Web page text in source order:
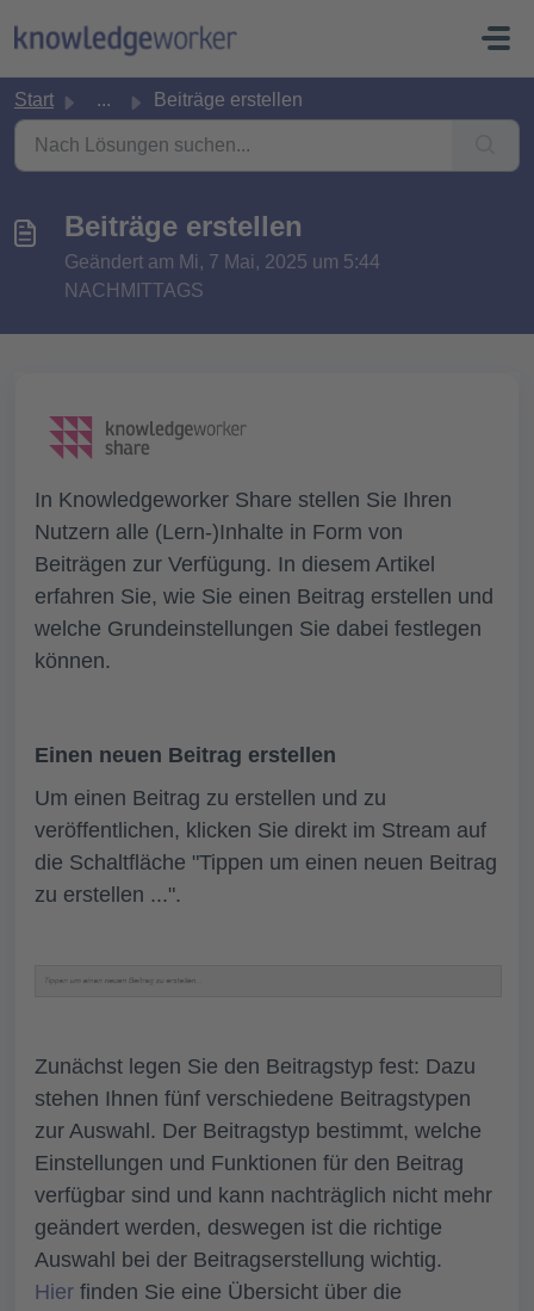
Start ... Beiträge erstellen
Beiträge erstellen
Geändert am Mi, 7 Mai, 2025 um 5:44
NACHMITTAGS
In Knowledgeworker Share stellen Sie Ihren
Nutzern alle (Lern-)Inhalte in Form von
Beiträgen zur Verfügung. In diesem Artikel
erfahren Sie, wie Sie einen Beitrag erstellen und
welche Grundeinstellungen Sie dabei festlegen
können.
Einen neuen Beitrag erstellen
Um einen Beitrag zu erstellen und zu
veröffentlichen, klicken Sie direkt im Stream auf
die Schaltfläche "Tippen um einen neuen Beitrag
zu erstellen ...".
Zunächst legen Sie den Beitragstyp fest: Dazu
stehen Ihnen fünf verschiedene Beitragstypen
zur Auswahl. Der Beitragstyp bestimmt, welche
Einstellungen und Funktionen für den Beitrag
verfügbar sind und kann nachträglich nicht mehr
geändert werden, deswegen ist die richtige
Auswahl bei der Beitragserstellung wichtig.
Hier finden Sie eine Übersicht über die